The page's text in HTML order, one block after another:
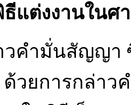
ธีแต่งงานในศ
วคำมั่นสัญญา
ด้วยการกล่า